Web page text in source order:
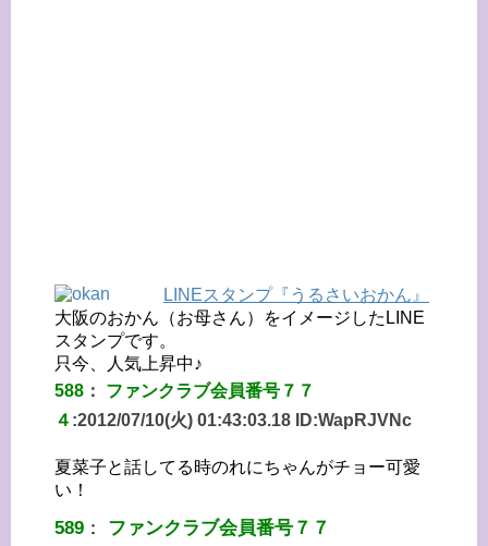
LINEスタンプ『うるさいおかん』
大阪のおかん（お母さん）をイメージしたLINE
スタンプです。
只今、人気上昇中♪
588 ： ファンクラブ会員番号７７
４ :2012/07/10(火) 01:43:03.18 ID:WapRJVNc
夏菜子と話してる時のれにちゃんがチョー可愛
い！
589 ： ファンクラブ会員番号７７